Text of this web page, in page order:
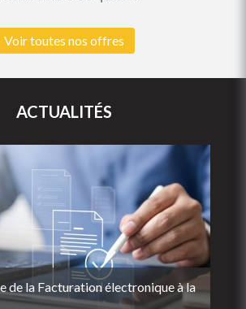
Voir toutes nos offres
ACTUALITÉS
de la Facturation électronique à la